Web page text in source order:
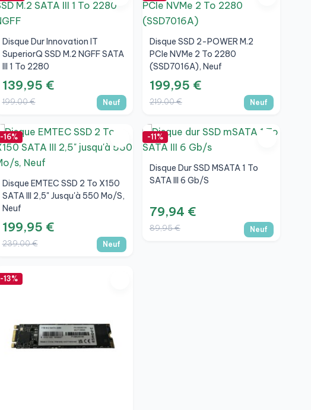
Disque Dur Innovation IT
SuperiorQ SSD M.2 NGFF SATA
III 1 To 2280
139,95 €
199,00 € Neuf
Disque SSD 2-POWER M.2
PCIe NVMe 2 To 2280
(SSD7016A), Neuf
199,95 €
219,00 € Neuf
-16%
Disque EMTEC SSD 2 To X150
SATA III 2,5" Jusqu'à 550 Mo/s,
Neuf
199,95 €
239,00 € Neuf
-11%
Disque Dur SSD MSATA 1 To
SATA III 6 Gb/s
79,94 €
89,95 € Neuf
-13%